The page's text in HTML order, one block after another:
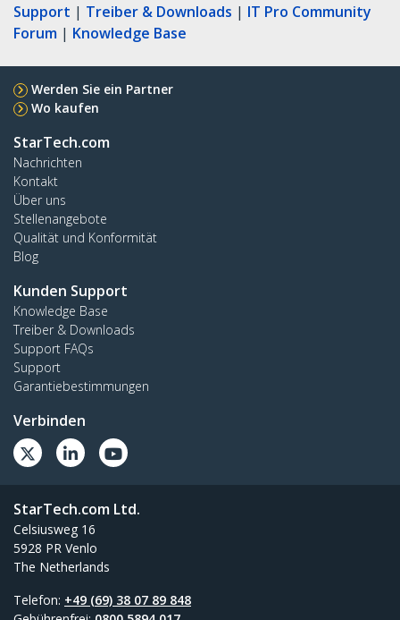
Support | Treiber & Downloads | IT Pro Community
Forum | Knowledge Base
Werden Sie ein Partner
Wo kaufen
StarTech.com
Nachrichten
Kontakt
Über uns
Stellenangebote
Qualität und Konformität
Blog
Kunden Support
Knowledge Base
Treiber & Downloads
Support FAQs
Support
Garantiebestimmungen
Verbinden
StarTech.com Ltd.
Celsiusweg 16
5928 PR Venlo
The Netherlands
Telefon: +49 (69) 38 07 89 848